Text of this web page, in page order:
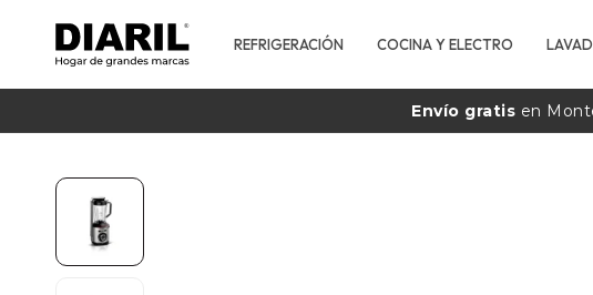
REFRIGERACIÓN COCINA Y ELECTRO
Envío gratis en